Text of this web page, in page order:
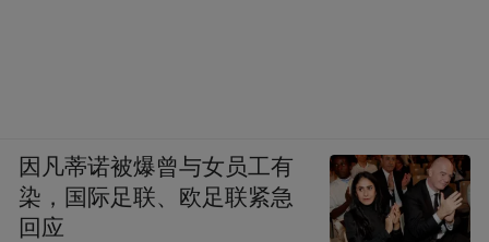
因凡蒂诺被爆曾与女员工有
染，国际足联、欧足联紧急
回应